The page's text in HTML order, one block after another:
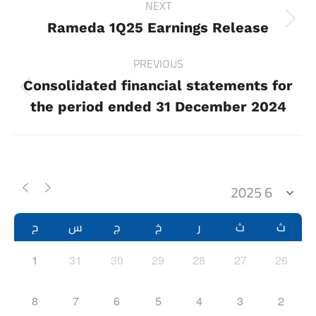
navigation
PREVIOUS
Previous
project:
Consolidated financial statements for
the period ended 31 December 2024
NEXT
Next
Rameda 1Q25 Earnings Release
ث ث ر خ ج س ح
26
27
28
29
30
31
1
2
3
4
5
6
7
8